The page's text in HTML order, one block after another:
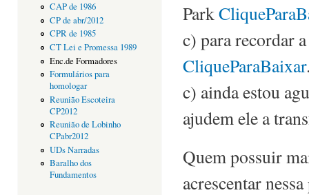
CAP de 1986
CP de abr/2012
CPR de 1985
CT Lei e Promessa 1989
Enc.de Formadores
Formulários para
homologar
Reunião Escoteira
CP2012
Reunião de Lobinho
CPabr2012
UDs Narradas
Baralho dos
Fundamentos
Park
c) para recordar
CliqueParaBaixar
c) ainda estou
ajudem ele a
Quem possuir
acrescentar